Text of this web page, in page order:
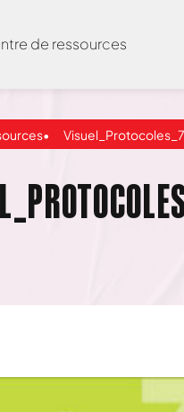
de ressources